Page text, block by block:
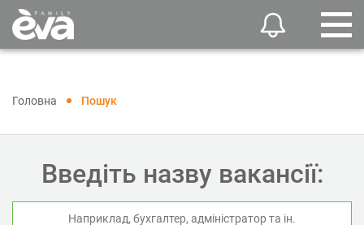
Головна Пошук
Введіть назву вакансії: